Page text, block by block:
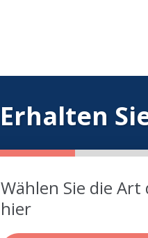
Erhalten
Wählen Sie die Art
hier